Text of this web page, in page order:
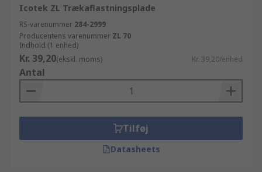
Icotek ZL Trækaflastningsplade
RS-varenummer 284-2999
Producentens varenummer ZL 70
Indhold (1 enhed)
Kr. 39,20(ekskl. moms) Kr. 39,20/enhed
Antal
Tilføj
Datasheets